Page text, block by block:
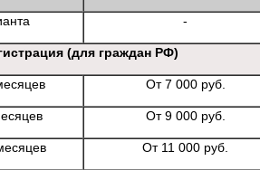
-
(для граждан РФ)
От 7 000 руб.
От 9 000 руб.
От 11 000 руб.